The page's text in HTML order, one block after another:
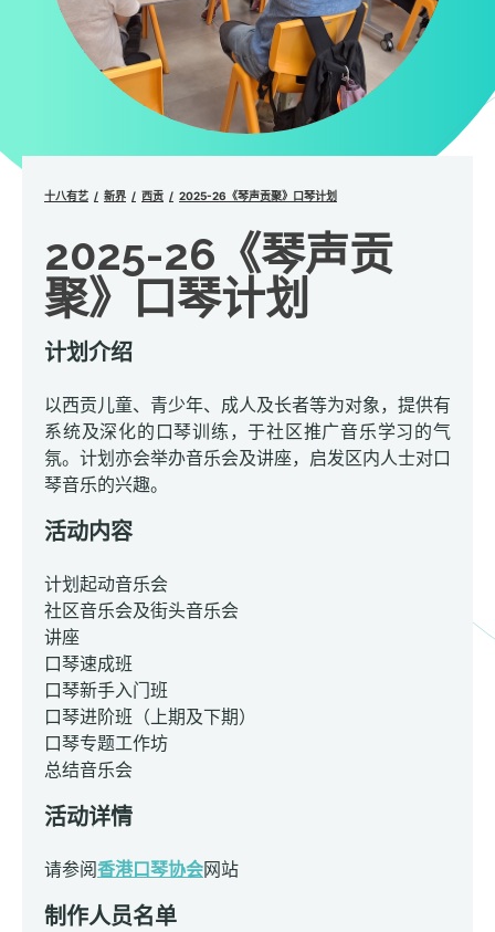
十八有艺 新界 西贡 2025-26《琴声贡聚》口琴计划
2025-26《琴声贡
聚》口琴计划
计划介绍
以西贡儿童、青少年、成人及长者等为对象，提供有
系统及深化的口琴训练，于社区推广音乐学习的气
氛。计划亦会举办音乐会及讲座，启发区内人士对口
琴音乐的兴趣。
活动内容
计划起动音乐会
社区音乐会及街头音乐会
讲座
口琴速成班
口琴新手入门班
口琴进阶班（上期及下期）
口琴专题工作坊
总结音乐会
活动详情
请参阅香港口琴协会网站
制作人员名单